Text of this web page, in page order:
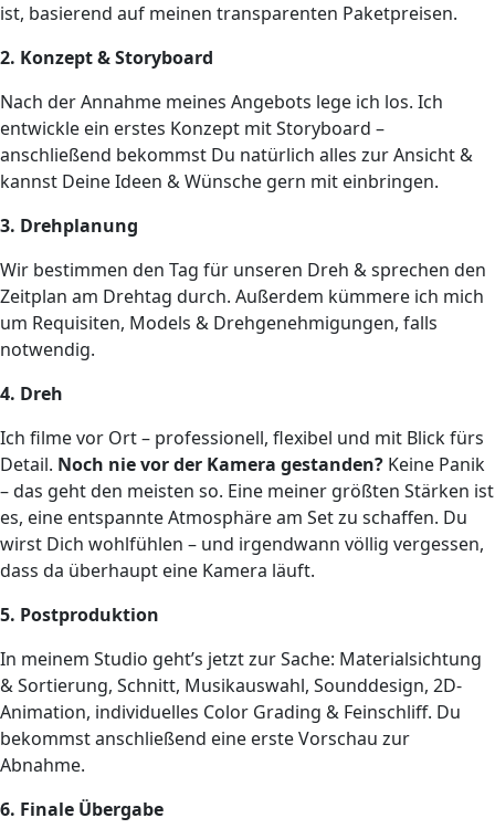
ist, basierend auf meinen transparenten Paketpreisen.
2. Konzept & Storyboard
Nach der Annahme meines Angebots lege ich los. Ich
entwickle ein erstes Konzept mit Storyboard –
anschließend bekommst Du natürlich alles zur Ansicht &
kannst Deine Ideen & Wünsche gern mit einbringen.
3. Drehplanung
Wir bestimmen den Tag für unseren Dreh & sprechen den
Zeitplan am Drehtag durch. Außerdem kümmere ich mich
um Requisiten, Models & Drehgenehmigungen, falls
notwendig.
4. Dreh
Ich filme vor Ort – professionell, flexibel und mit Blick fürs
Detail. Noch nie vor der Kamera gestanden? Keine Panik
– das geht den meisten so. Eine meiner größten Stärken ist
es, eine entspannte Atmosphäre am Set zu schaffen. Du
wirst Dich wohlfühlen – und irgendwann völlig vergessen,
dass da überhaupt eine Kamera läuft.
5. Postproduktion
In meinem Studio geht’s jetzt zur Sache: Materialsichtung
& Sortierung, Schnitt, Musikauswahl, Sounddesign, 2D-
Animation, individuelles Color Grading & Feinschliff. Du
bekommst anschließend eine erste Vorschau zur
Abnahme.
6. Finale Übergabe